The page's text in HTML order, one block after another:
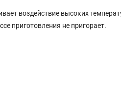
воздействие высоких
приготовления не пригорает.